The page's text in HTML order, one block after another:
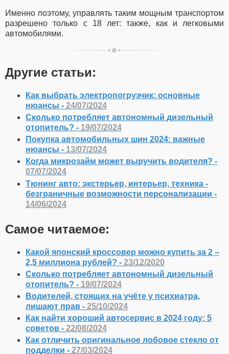
Именно поэтому, управлять таким мощным транспортом
разрешено только с 18 лет: также, как и легковыми
автомобилями.
Другие статьи:
Как выбрать электропогрузчик: основные
нюансы - 24/07/2024
Сколько потребляет автономный дизельный
отопитель? - 19/07/2024
Покупка автомобильных шин 2024: важные
нюансы - 13/07/2024
Когда микрозайм может выручить водителя? -
07/07/2024
Тюнинг авто: экстерьер, интерьер, техника -
безграничные возможности персонализации -
14/06/2024
Самое читаемое:
Какой японский кроссовер можно купить за 2 –
2,5 миллиона рублей? - 23/12/2020
Сколько потребляет автономный дизельный
отопитель? - 19/07/2024
Водителей, стоящих на учёте у психиатра,
лишают прав - 25/10/2024
Как найти хороший автосервис в 2024 году: 5
советов - 22/08/2024
Как отличить оригинальное лобовое стекло от
подделки - 27/03/2024